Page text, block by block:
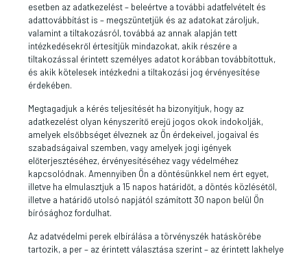
esetben az adatkezelést – beleértve a további adatfelvételt és
adattovábbítást is – megszüntetjük és az adatokat zároljuk,
valamint a tiltakozásról, továbbá az annak alapján tett
intézkedésekről értesítjük mindazokat, akik részére a
tiltakozással érintett személyes adatot korábban továbbítottuk,
és akik kötelesek intézkedni a tiltakozási jog érvényesítése
érdekében.
Megtagadjuk a kérés teljesítését ha bizonyítjuk, hogy az
adatkezelést olyan kényszerítő erejű jogos okok indokolják,
amelyek elsőbbséget élveznek az Ön érdekeivel, jogaival és
szabadságaival szemben, vagy amelyek jogi igények
előterjesztéséhez, érvényesítéséhez vagy védelméhez
kapcsolódnak. Amennyiben Ön a döntésünkkel nem ért egyet,
illetve ha elmulasztjuk a 15 napos határidőt, a döntés közlésétől,
illetve a határidő utolsó napjától számított 30 napon belül Ön
bírósághoz fordulhat.
Az adatvédelmi perek elbírálása a törvényszék hatáskörébe
tartozik, a per – az érintett választása szerint – az érintett lakhelye